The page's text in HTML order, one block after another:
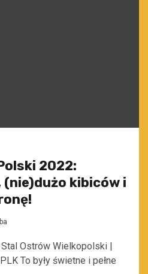
2022:
kibiców i
Ostrów Wielkopolski |
To były świetne i pełne